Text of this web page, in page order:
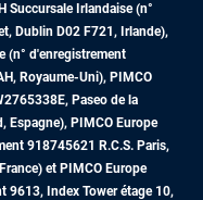
Succursale Irlandaise (n°
Dublin D02 F721, Irlande),
(n° d'enregistrement
Royaume-Uni), PIMCO
Paseo de la
Espagne), PIMCO Europe
918745621 R.C.S. Paris,
et PIMCO Europe
9613, Index Tower étage 10,